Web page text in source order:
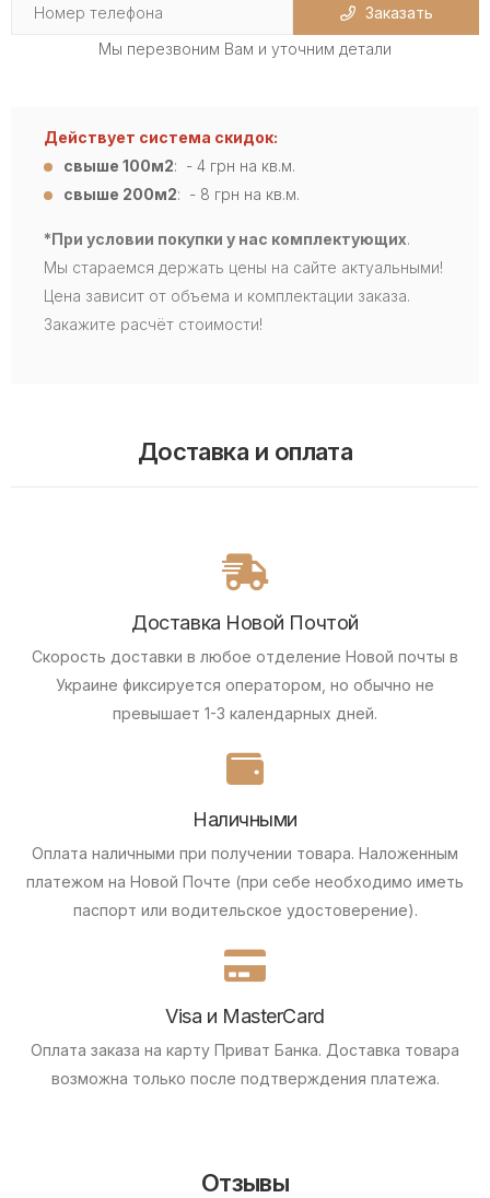
Заказать
Мы перезвоним Вам и уточним детали
Действует система скидок:
свыше 100м2: - 4 грн на кв.м.
свыше 200м2: - 8 грн на кв.м.
*При условии покупки у нас комплектующих.
Мы стараемся держать цены на сайте актуальными!
Цена зависит от объема и комплектации заказа.
Закажите расчёт стоимости!
Доставка и оплата
Доставка Новой Почтой
Скорость доставки в любое отделение Новой почты в
Украине фиксируется оператором, но обычно не
превышает 1-3 календарных дней.
Наличными
Оплата наличными при получении товара. Наложенным
платежом на Новой Почте (при себе необходимо иметь
паспорт или водительское удостоверение).
Visa и MasterCard
Оплата заказа на карту Приват Банка. Доставка товара
возможна только после подтверждения платежа.
Отзывы